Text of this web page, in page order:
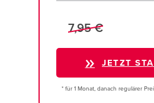
7,95 €
JETZT
* für 1 Monat, danach regulärer